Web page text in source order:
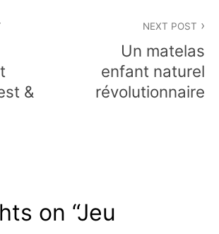
&
NEXT POST
Un matelas
enfant naturel
révolutionnaire
on “Jeu